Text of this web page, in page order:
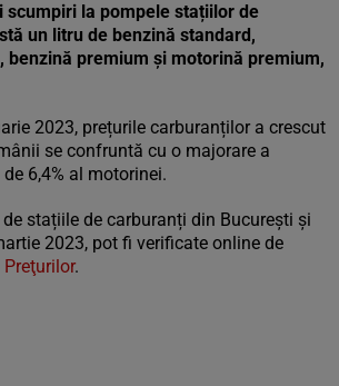
scumpiri la pompele stațiilor de
un litru de benzină standard,
benzină premium și motorină premium,
2023, prețurile carburanților a crescut
se confruntă cu o majorare a
6,4% al motorinei.
stațiile de carburanți din București și
2023, pot fi verificate online de
.